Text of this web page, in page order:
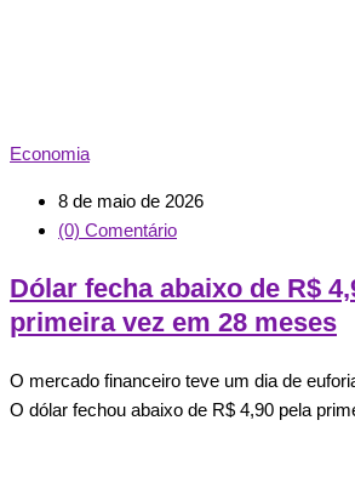
Economia
8 de maio de 2026
(0) Comentário
Dólar fecha abaixo de R$
primeira vez em 28 meses
O mercado financeiro teve um dia de
O dólar fechou abaixo de R$ 4,90 pela